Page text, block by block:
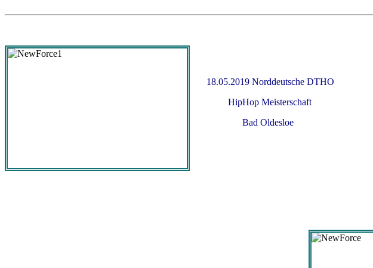
18.05.2019 Norddeutsche DTHO
HipHop Meisterschaft
Bad Oldesloe